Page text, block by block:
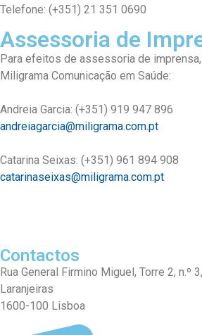
Telefone: (+351) 21 351 0690
Assessoria de
Para efeitos de assessoria de
Miligrama Comunicação em Saúde:
Andreia Garcia: (+351) 919 947 896
andreiagarcia@miligrama.com.pt
Catarina Seixas: (+351) 961 894 908
catarinaseixas@miligrama.com.pt
Contactos
Rua General Firmino Miguel, Torre 2, n.º
Laranjeiras
1600-100 Lisboa